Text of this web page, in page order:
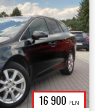
16 900 PLN